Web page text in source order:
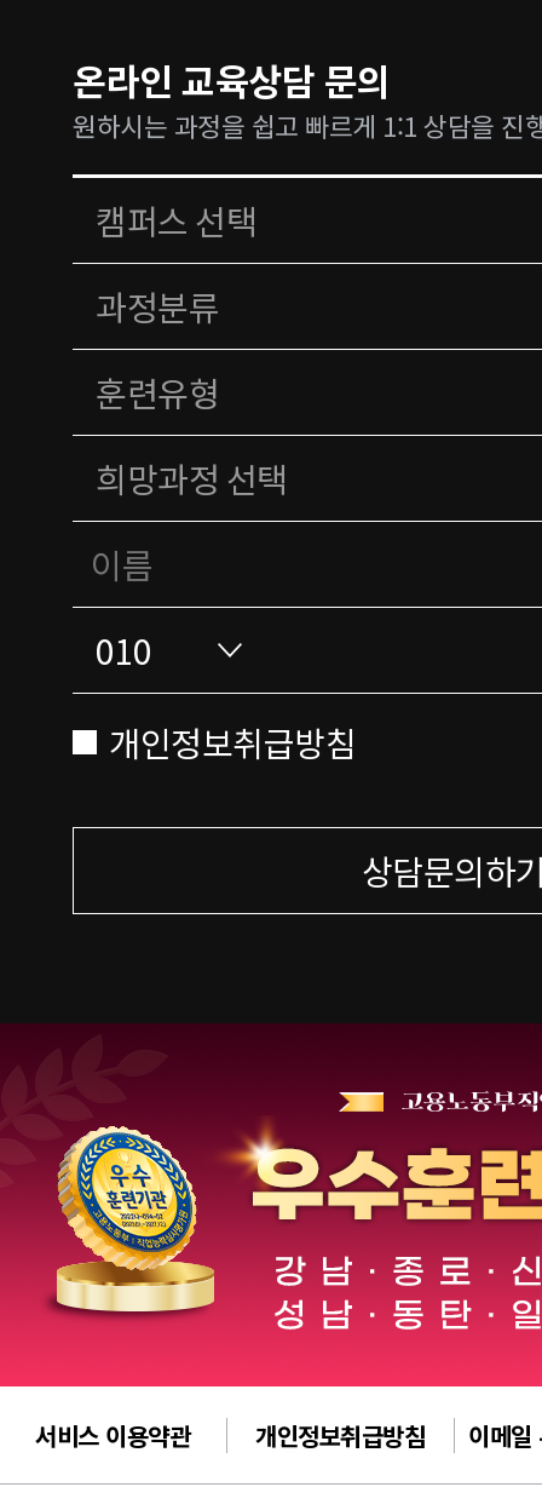
온라인 교육상담 문의
원하시는 과정을 쉽고 빠르게 1:1 상담을 진
개인정보취급방침
상담문의하
서비스 이용약관 개인정보취급방침 이메일